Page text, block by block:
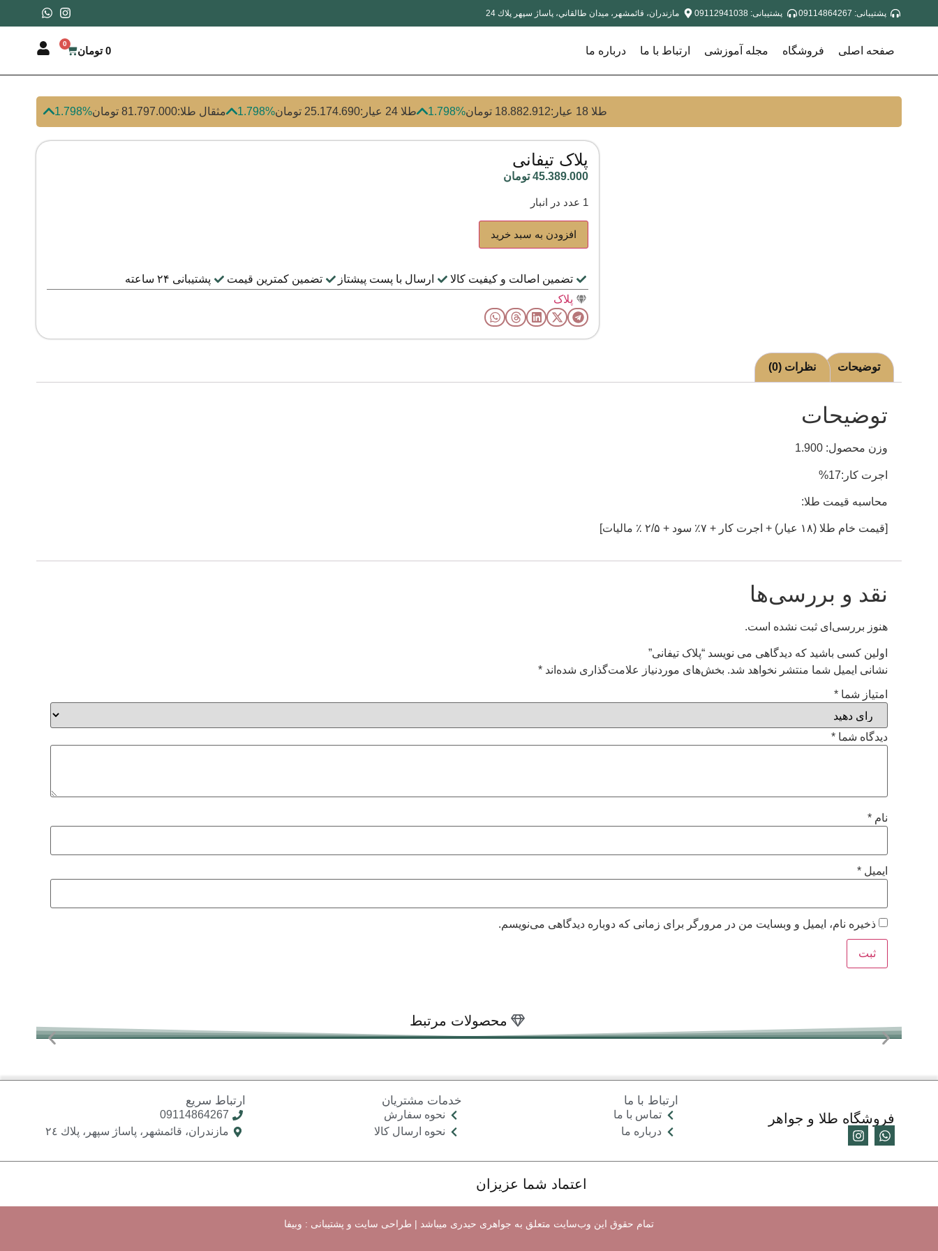
پشتیبانی: 09114864267 پشتیبانی: 09112941038 مازندران، قائمشهر، ميدان طالقاني، پاساژ سپهر پلاك 24
صفحه اصلی فروشگاه مجله آموزشی ارتباط با ما درباره ما 0 تومان
0
طلا 18 عیار: 18.882.912 تومان 1.798% طلا 24 عیار: 25.174.690 تومان 1.798% مثقال طلا:81.797.000 تومان 1.798%
پلاک تیفانی
45.389.000 تومان
1 عدد در انبار
افزودن به سبد خرید
تضمین اصالت و کیفیت کالا ارسال با پست پیشتاز تضمین کمترین قیمت
پشتیبانی ۲۴ ساعته
پلاک
توضیحات نظرات (0)
توضیحات
وزن محصول: 1.900
اجرت کار:17%
محاسبه قیمت طلا:
[قیمت خام طلا (۱۸ عیار) + اجرت کار + ۷٪ سود + ۲/۵ ٪ مالیات]
نقد و بررسی‌ها
هنوز بررسی‌ای ثبت نشده است.
اولین کسی باشید که دیدگاهی می نویسد “پلاک تیفانی”
نشانی ایمیل شما منتشر نخواهد شد. بخش‌های موردنیاز علامت‌گذاری شده‌اند *
امتیاز شما *
دیدگاه شما *
نام *
ایمیل *
ذخیره نام، ایمیل و وبسایت من در مرورگر برای زمانی که دوباره دیدگاهی می‌نویسم.
محصولات مرتبط
فروشگاه طلا و جواهر
ارتباط با ما
تماس با ما
درباره ما
خدمات مشتریان
نحوه سفارش
نحوه ارسال کالا
ارتباط سریع
09114864267
مازندران، قائمشهر، پاساژ سپهر، پلاك ٢٤
اعتماد شما عزیزان
تمام حقوق اين وب‌سايت متعلق به جواهری حیدری میباشد | طراحی سایت و پشتیبانی : وبیفا